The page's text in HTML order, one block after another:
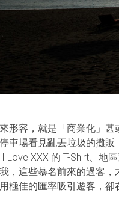
形容，就是「商業化」
車場看見亂丟垃圾的攤
Love XXX 的 T-Shirt、地
，這些慕名前來的過客
極佳的匯率吸引遊客，